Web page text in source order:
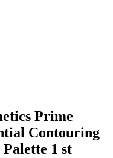
Prime
Contouring
1 st